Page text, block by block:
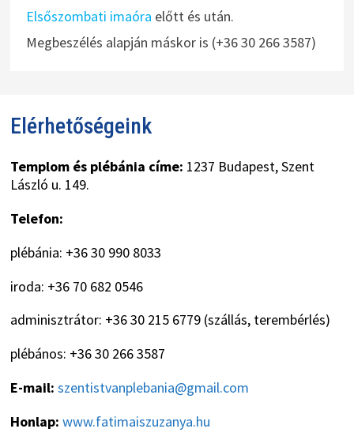
Elsőszombati imaóra előtt és után.
Megbeszélés alapján máskor is (+36 30 266 3587)
Elérhetőségeink
Templom és plébánia címe: 1237 Budapest, Szent
László u. 149.
Telefon:
plébánia: +36 30 990 8033
iroda: +36 70 682 0546
adminisztrátor: +36 30 215 6779 (szállás, terembérlés)
plébános: +36 30 266 3587
E-mail: szentistvanplebania@gmail.com
Honlap: www.fatimaiszuzanya.hu